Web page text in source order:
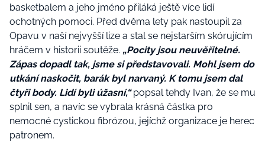
basketbalem a jeho jméno přiláká ještě více lidí
ochotných pomoci. Před dvěma lety pak nastoupil za
Opavu v naší nejvyšší lize a stal se nejstarším skórujícím
hráčem v historii soutěže. „Pocity jsou neuvěřitelné.
Zápas dopadl tak, jsme si představovali. Mohl jsem do
utkání naskočit, barák byl narvaný. K tomu jsem dal
čtyři body. Lidí byli úžasní,“popsal tehdy Ivan, že se mu
splnil sen, a navíc se vybrala krásná částka pro
nemocné cystickou fibrózou, jejíchž organizace je herec
patronem.